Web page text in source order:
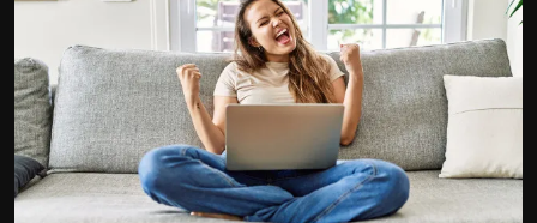
Cultura
Internacional
APOIE